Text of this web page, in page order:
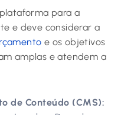
para a
e deve considerar a
e os objetivos
amplas e atendem a
de Conteúdo (CMS):